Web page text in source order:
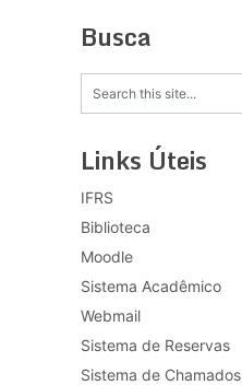
Busca
Links Úteis
IFRS
Biblioteca
Moodle
Sistema Acadêmico
Webmail
Sistema de Reservas
Sistema de Chamados